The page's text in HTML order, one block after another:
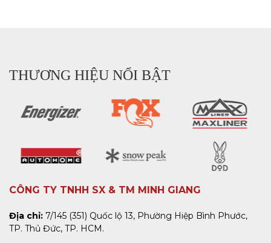
THƯƠNG HIỆU NỔI BẬT
CÔNG TY TNHH SX & TM MINH GIANG
Địa chỉ: 7/145 (351) Quốc lộ 13, Phường Hiệp Bình Phước,
TP. Thủ Đức, TP. HCM.